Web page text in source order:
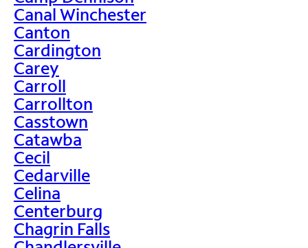
Canal Winchester
Canton
Cardington
Carey
Carroll
Carrollton
Casstown
Catawba
Cecil
Cedarville
Celina
Centerburg
Chagrin Falls